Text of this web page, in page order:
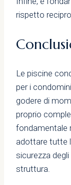
rispetto
Le piscine
per i
godere di
proprio
fondamentale
adottare tutte
sicurezza
struttura.